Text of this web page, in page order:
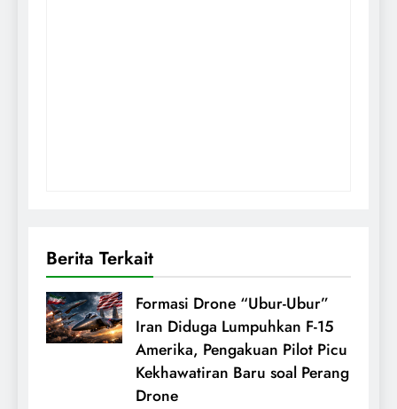
Berita Terkait
Formasi Drone “Ubur-Ubur”
Iran Diduga Lumpuhkan F-15
Amerika, Pengakuan Pilot Picu
Kekhawatiran Baru soal Perang
Drone